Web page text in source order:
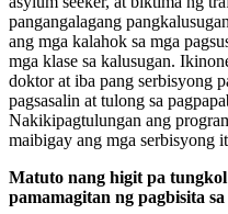
pangangalagang
ang mga kalahok sa mga
mga klase sa kalusugan.
doktor at iba pang serbisyong
pagsasalin at tulong sa
Nakikipagtulungan ang
maibigay ang mga serbisyong
Matuto nang higit pa tungkol
pamamagitan ng pagbisita